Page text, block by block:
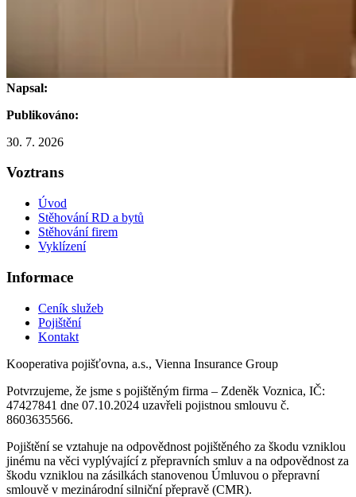
Napsal:
Publikováno:
30. 7. 2026
Voztrans
Úvod
Stěhování RD a bytů
Stěhování firem
Vyklízení
Informace
Ceník služeb
Pojištění
Kontakt
Kooperativa pojišťovna, a.s., Vienna Insurance Group
Potvrzujeme, že jsme s pojištěným firma – Zdeněk Voznica, IČ:
47427841 dne 07.10.2024 uzavřeli pojistnou smlouvu č.
8603635566.
Pojištění se vztahuje na odpovědnost pojištěného za škodu vzniklou
jinému na věci vyplývající z přepravních smluv a na odpovědnost za
škodu vzniklou na zásilkách stanovenou Úmluvou o přepravní
smlouvě v mezinárodní silniční přepravě (CMR).